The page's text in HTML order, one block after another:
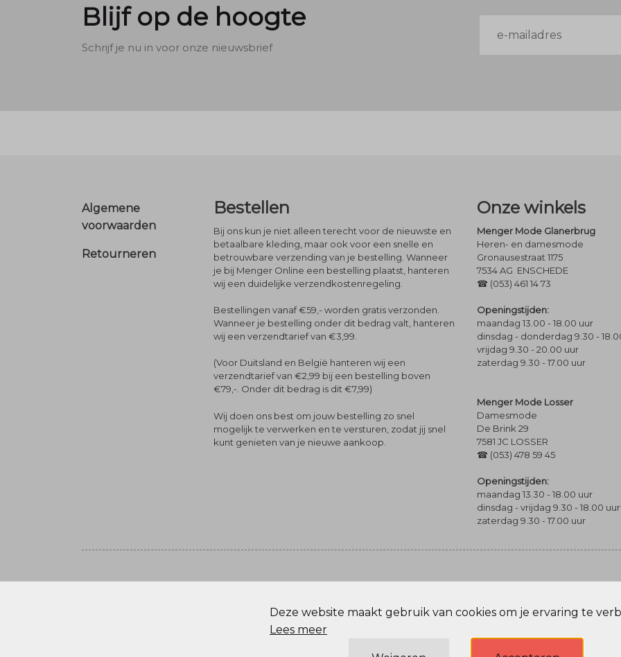
Blijf op de hoogte
Schrijf je nu in voor onze nieuwsbrief
mailadres
Footer
Algemene
voorwaarden
Retourneren
Bestellen
Bij ons kun je niet alleen terecht voor de nieuwste en
betaalbare kleding, maar ook voor een snelle en
betrouwbare verzending van je bestelling. Wanneer
je bij Menger Online een bestelling plaatst, hanteren
wij een duidelijke verzendkostenregeling.
Bestellingen vanaf €59,- worden gratis verzonden.
Wanneer je bestelling onder dit bedrag valt, hanteren
wij een verzendtarief van €3,99.
(Voor Duitsland en België hanteren wij een
verzendtarief van €2,99 bij een bestelling boven
€79,-. Onder dit bedrag is dit €7,99)
Wij doen ons best om jouw bestelling zo snel
mogelijk te verwerken en te versturen, zodat jij snel
kunt genieten van je nieuwe aankoop.
Onze winkels
Menger Mode Glanerbrug
Heren- en damesmode
Gronausestraat 1175
7534 AG ENSCHEDE
☎ (053) 461 14 73
Openingstijden:
maandag 13.00 - 18.00 uur
dinsdag - donderdag 9.30 -
vrijdag 9.30 - 20.00 uur
zaterdag 9.30 - 17.00 uur
Menger Mode Losser
Damesmode
De Brink 29
7581 JC LOSSER
☎ (053) 478 59 45
Openingstijden:
maandag 13.30 - 18.00 uur
dinsdag - vrijdag 9.30 - 18.00 uur
zaterdag 9.30 - 17.00 uur
Cookie statement Privacy Policy
Deze website maakt gebruik van cookies om je ervaring te
Lees meer